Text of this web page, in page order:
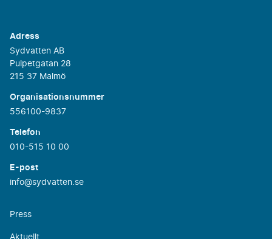
Adress
Sydvatten AB
Pulpetgatan 28
215 37 Malmö
Organisationsnummer
556100-9837
Telefon
010-515 10 00
E-post
info@sydvatten.se
Press
Aktuellt